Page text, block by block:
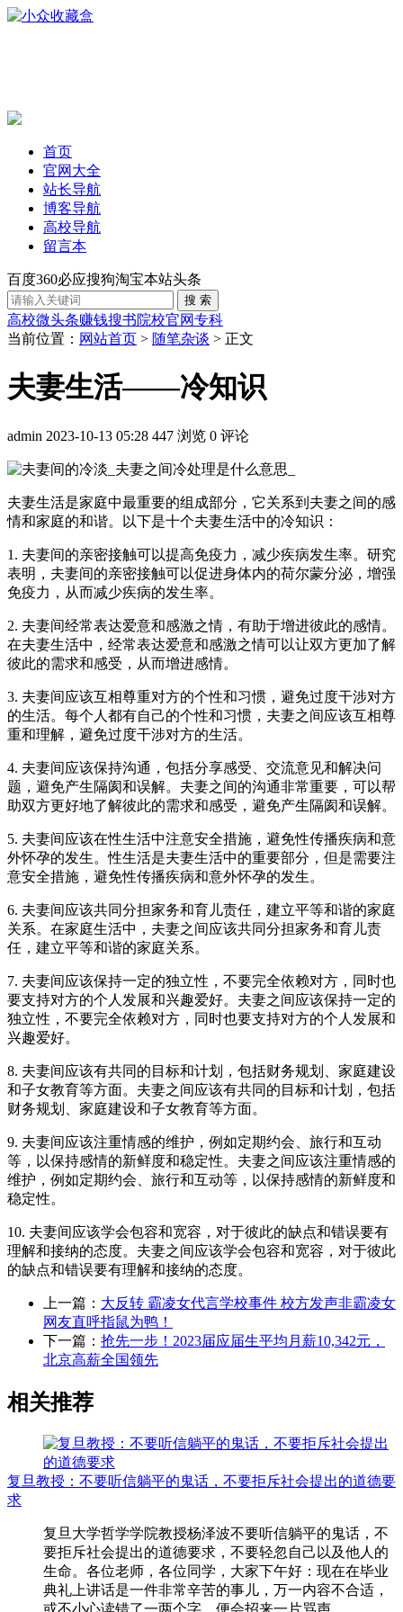
首页
官网大全
站长导航
博客导航
高校导航
留言本
百度360必应搜狗淘宝本站头条
高校微头条赚钱搜书院校官网专科
当前位置： 网站首页 > 随笔杂谈 > 正文
夫妻生活——冷知识
admin 2023-10-13 05:28 447 浏览 0 评论
夫妻生活是家庭中最重要的组成部分，它关系到夫妻之间的感
情和家庭的和谐。以下是十个夫妻生活中的冷知识：
1. 夫妻间的亲密接触可以提高免疫力，减少疾病发生率。研究
表明，夫妻间的亲密接触可以促进身体内的荷尔蒙分泌，增强
免疫力，从而减少疾病的发生率。
2. 夫妻间经常表达爱意和感激之情，有助于增进彼此的感情。
在夫妻生活中，经常表达爱意和感激之情可以让双方更加了解
彼此的需求和感受，从而增进感情。
3. 夫妻间应该互相尊重对方的个性和习惯，避免过度干涉对方
的生活。每个人都有自己的个性和习惯，夫妻之间应该互相尊
重和理解，避免过度干涉对方的生活。
4. 夫妻间应该保持沟通，包括分享感受、交流意见和解决问
题，避免产生隔阂和误解。夫妻之间的沟通非常重要，可以帮
助双方更好地了解彼此的需求和感受，避免产生隔阂和误解。
5. 夫妻间应该在性生活中注意安全措施，避免性传播疾病和意
外怀孕的发生。性生活是夫妻生活中的重要部分，但是需要注
意安全措施，避免性传播疾病和意外怀孕的发生。
6. 夫妻间应该共同分担家务和育儿责任，建立平等和谐的家庭
关系。在家庭生活中，夫妻之间应该共同分担家务和育儿责
任，建立平等和谐的家庭关系。
7. 夫妻间应该保持一定的独立性，不要完全依赖对方，同时也
要支持对方的个人发展和兴趣爱好。夫妻之间应该保持一定的
独立性，不要完全依赖对方，同时也要支持对方的个人发展和
兴趣爱好。
8. 夫妻间应该有共同的目标和计划，包括财务规划、家庭建设
和子女教育等方面。夫妻之间应该有共同的目标和计划，包括
财务规划、家庭建设和子女教育等方面。
9. 夫妻间应该注重情感的维护，例如定期约会、旅行和互动
等，以保持感情的新鲜度和稳定性。夫妻之间应该注重情感的
维护，例如定期约会、旅行和互动等，以保持感情的新鲜度和
稳定性。
10. 夫妻间应该学会包容和宽容，对于彼此的缺点和错误要有
理解和接纳的态度。夫妻之间应该学会包容和宽容，对于彼此
的缺点和错误要有理解和接纳的态度。
上一篇： 大反转 霸凌女代言学校事件 校方发声非霸凌女
网友直呼指鼠为鸭！
下一篇： 抢先一步！2023届应届生平均月薪10,342元，
北京高薪全国领先
相关推荐
复旦教授：不要听信躺平的鬼话，不要拒斥社会提出的道德要
求
复旦大学哲学学院教授杨泽波不要听信躺平的鬼话，不
要拒斥社会提出的道德要求，不要轻忽自己以及他人的
生命。各位老师，各位同学，大家下午好：现在在毕业
典礼上讲话是一件非常辛苦的事儿，万一内容不合适，
或不小心读错了一两个字，便会招来一片骂声...